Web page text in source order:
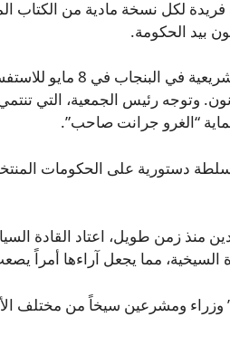
لكل نسخة مادية من الكتاب
بيد الحكومة.
واستدعت “أكال تخت” رئيس
وتوجه رئيس الجمعية، التي
“الغرو جرانت صاحب”.
دستورية على الحكومات
منذ زمن طويل، اعتاد القادة
السيخية، مما يجعل آراءها أمراً
وزراء ومشرعين سيخاً من مختلف